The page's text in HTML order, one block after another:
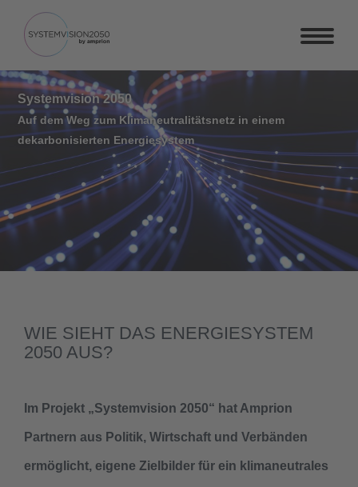
Systemvision 2050
Auf dem Weg zum Klimaneutralitätsnetz in einem
dekarbonisierten Energiesystem
WIE SIEHT DAS ENERGIESYSTEM
2050 AUS?
Im Projekt „Systemvision 2050“ hat Amprion
Partnern aus Politik, Wirtschaft und Verbänden
ermöglicht, eigene Zielbilder für ein klimaneutrales